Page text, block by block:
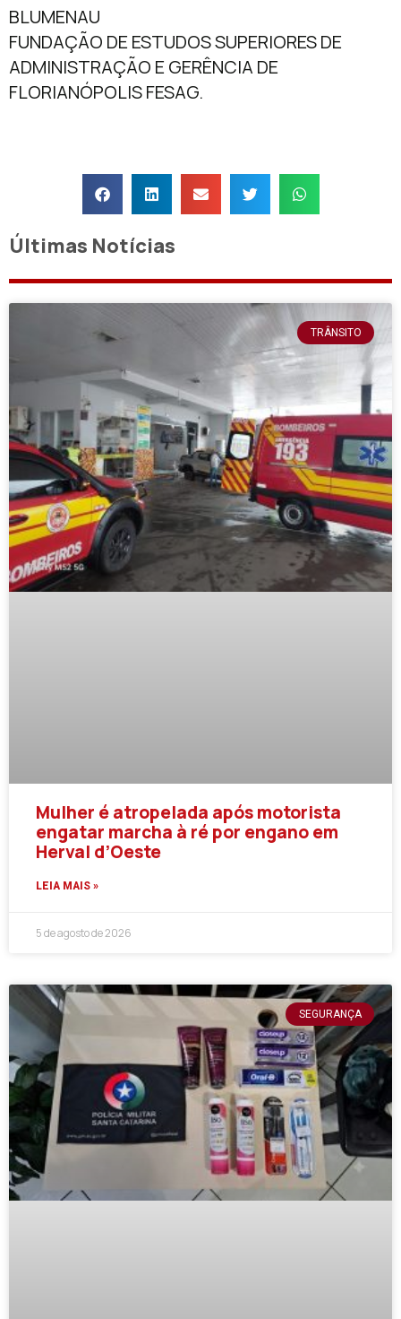
BLUMENAU
FUNDAÇÃO DE ESTUDOS SUPERIORES DE
ADMINISTRAÇÃO E GERÊNCIA DE
FLORIANÓPOLIS FESAG.
Últimas Notícias
TRÂNSITO
Mulher é atropelada após motorista
engatar marcha à ré por engano em
Herval d’Oeste
LEIA MAIS »
5 de agosto de 2026
SEGURANÇA